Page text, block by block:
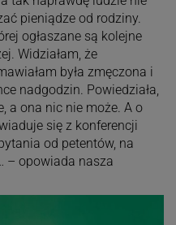
pieniądze od rodziny.
ogłaszane są kolejne
Widziałam, że
była zmęczona i
nadgodzin. Powiedziała,
a ona nic nie może. A o
się z konferencji
od petentów, na
– opowiada nasza